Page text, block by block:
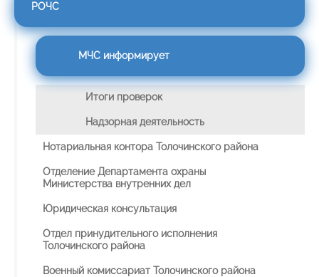
РОЧС
МЧС информирует
Итоги проверок
Надзорная деятельность
Нотариальная контора Толочинского района
Отделение Департамента охраны
Министерства внутренних дел
Юридическая консультация
Отдел принудительного исполнения
Толочинского района
Военный комиссариат Толочинского района